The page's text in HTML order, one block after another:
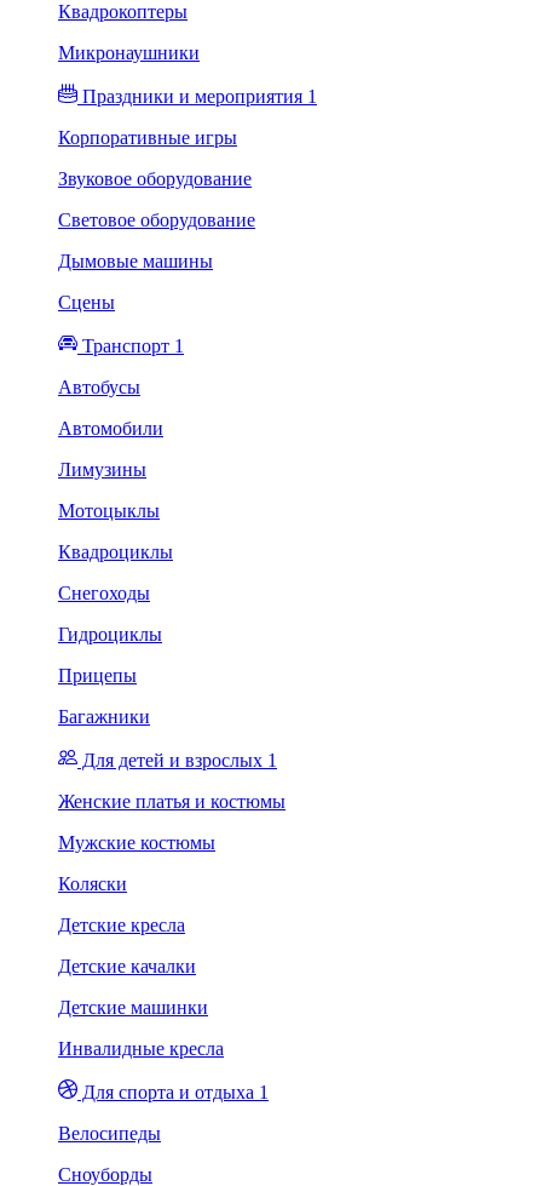
Квадрокоптеры
Микронаушники
Праздники и мероприятия 1
Корпоративные игры
Звуковое оборудование
Световое оборудование
Дымовые машины
Сцены
Транспорт 1
Автобусы
Автомобили
Лимузины
Мотоцыклы
Квадроциклы
Снегоходы
Гидроциклы
Прицепы
Багажники
Для детей и взрослых 1
Женские платья и костюмы
Мужские костюмы
Коляски
Детские кресла
Детские качалки
Детские машинки
Инвалидные кресла
Для спорта и отдыха 1
Велосипеды
Сноуборды